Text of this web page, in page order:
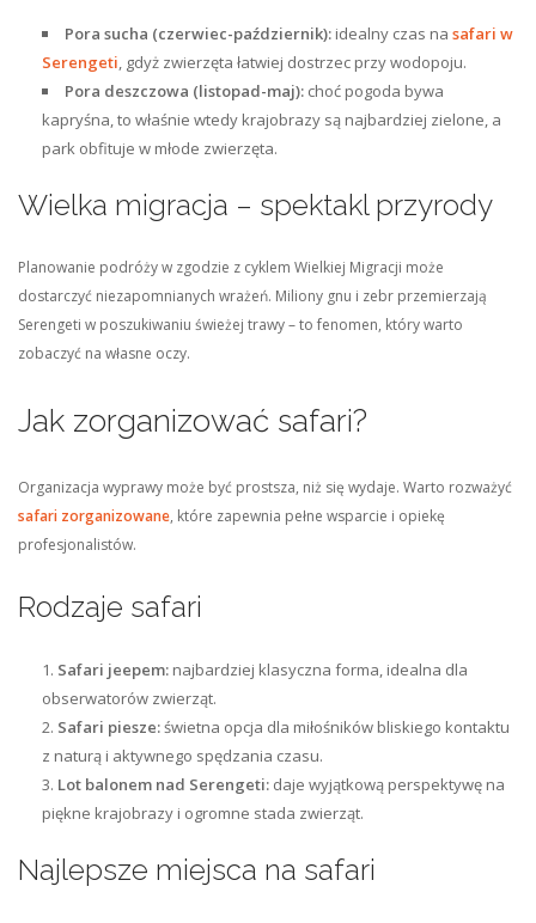
Pora sucha (czerwiec-październik): idealny czas na safari w
Serengeti, gdyż zwierzęta łatwiej dostrzec przy wodopoju.
Pora deszczowa (listopad-maj): choć pogoda bywa
kapryśna, to właśnie wtedy krajobrazy są najbardziej zielone, a
park obfituje w młode zwierzęta.
Wielka migracja – spektakl przyrody
Planowanie podróży w zgodzie z cyklem Wielkiej Migracji może
dostarczyć niezapomnianych wrażeń. Miliony gnu i zebr przemierzają
Serengeti w poszukiwaniu świeżej trawy – to fenomen, który warto
zobaczyć na własne oczy.
Jak zorganizować safari?
Organizacja wyprawy może być prostsza, niż się wydaje. Warto rozważyć
safari zorganizowane, które zapewnia pełne wsparcie i opiekę
profesjonalistów.
Rodzaje safari
Safari jeepem: najbardziej klasyczna forma, idealna dla
obserwatorów zwierząt.
Safari piesze:świetna opcja dla miłośników bliskiego kontaktu
z naturą i aktywnego spędzania czasu.
Lot balonem nad Serengeti: daje wyjątkową perspektywę na
piękne krajobrazy i ogromne stada zwierząt.
Najlepsze miejsca na safari